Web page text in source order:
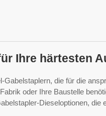
Ihre härtesten
die für die
oder Ihre Baustelle
Dieseloptionen, die